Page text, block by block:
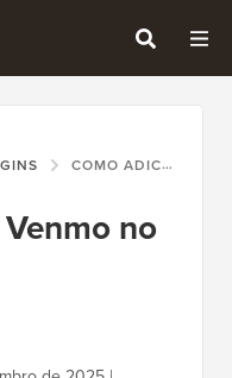
COMO ADICIONAR VENMO NO WORDPRESS & WOOCOMMERCE
no